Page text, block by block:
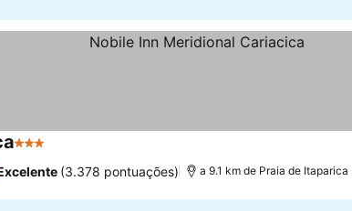
3 Estrelas
(3.378 pontuações) a 9.1 km de Praia de Itaparica